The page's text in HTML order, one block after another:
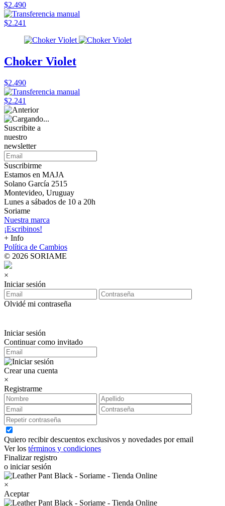
$2.490
$2.241
Choker Violet
$2.490
$2.241
Suscribite a
nuestro
newsletter
Suscribirme
Estamos en MAJA
Solano García 2515
Montevideo, Uruguay
Lunes a sábados de 10 a 20h
Soriame
Nuestra marca
¡Escribinos!
+ Info
Política de Cambios
© 2026 SORIAME
×
Iniciar sesión
Olvidé mi contraseña
Iniciar sesión
Continuar como invitado
Crear una cuenta
×
Registrarme
Quiero recibir descuentos exclusivos y novedades por email
Ver los términos y condiciones
Finalizar registro
o iniciar sesión
×
Aceptar